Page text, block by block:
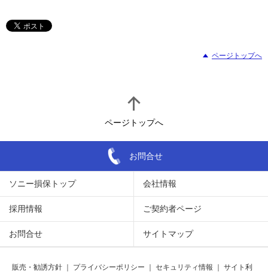
ページトップへ
ページトップへ
お問合せ
ソニー損保トップ 会社情報
採用情報 ご契約者ページ
お問合せ サイトマップ
販売・勧誘方針 プライバシーポリシー セキュリティ情報 サイト利